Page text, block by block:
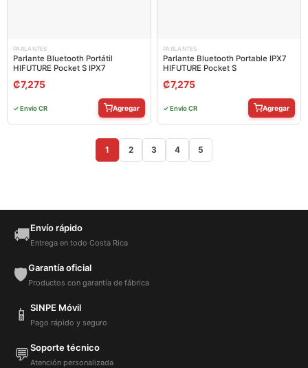
PARLANTES
Parlante Bluetooth Portátil
HIFUTURE Pocket S IPX7
₡7,275
✓ Envío CR Agregar
PARLANTES
Parlante Bluetooth Portable IPX7
HIFUTURE Pocket S
₡7,275
✓ Envío CR Agregar
1 2 3 4 5
🚚Envío rápido
Entrega en todo Costa Rica
🛡️Garantía oficial
Productos con garantía de fábrica
📱 SINPE Móvil
Pago rápido y seguro
💬Soporte técnico
Atención personalizada